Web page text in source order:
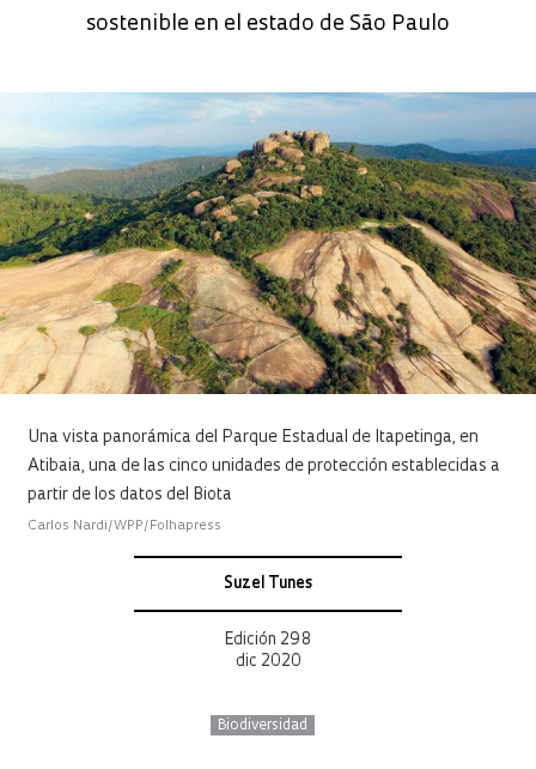
sostenible en el estado de São Paulo
Una vista panorámica del Parque Estadual de Itapetinga, en
Atibaia, una de las cinco unidades de protección establecidas a
partir de los datos del Biota
Carlos Nardi/WPP/Folhapress
Suzel Tunes
Edición 298
dic 2020
Biodiversidad